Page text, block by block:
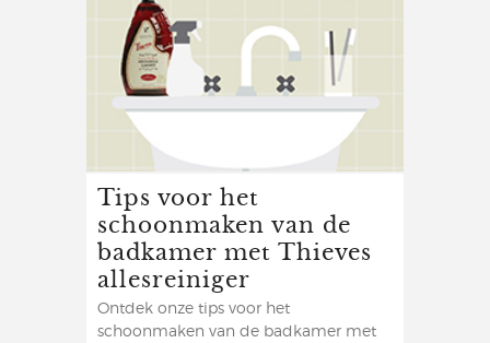
Tips voor het
schoonmaken van de
badkamer met Thieves
allesreiniger
Ontdek onze tips voor het
schoonmaken van de badkamer met